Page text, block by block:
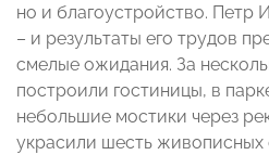
но и благоустройство. Петр
– и результаты его трудов
смелые ожидания. За
построили гостиницы, в
небольшие мостики через
украсили шесть живописных